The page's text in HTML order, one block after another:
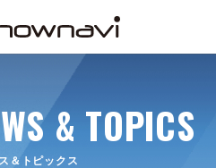
& TOPICS
＆トピックス